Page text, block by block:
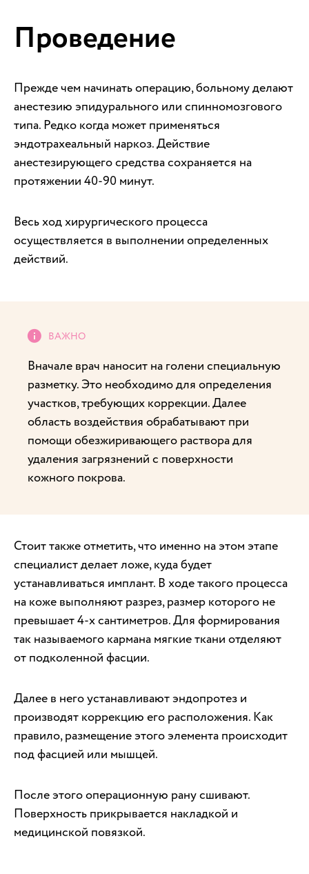
Проведение
Прежде чем начинать операцию, больному делают
анестезию эпидурального или спинномозгового
типа. Редко когда может применяться
эндотрахеальный наркоз. Действие
анестезирующего средства сохраняется на
протяжении 40-90 минут.
Весь ход хирургического процесса
осуществляется в выполнении определенных
действий.
Вначале врач наносит на голени специальную
разметку. Это необходимо для определения
участков, требующих коррекции. Далее
область воздействия обрабатывают при
помощи обезжиривающего раствора для
удаления загрязнений с поверхности
кожного покрова.
Стоит также отметить, что именно на этом этапе
специалист делает ложе, куда будет
устанавливаться имплант. В ходе такого процесса
на коже выполняют разрез, размер которого не
превышает 4-х сантиметров. Для формирования
так называемого кармана мягкие ткани отделяют
от подколенной фасции.
Далее в него устанавливают эндопротез и
производят коррекцию его расположения. Как
правило, размещение этого элемента происходит
под фасцией или мышцей.
После этого операционную рану сшивают.
Поверхность прикрывается накладкой и
медицинской повязкой.